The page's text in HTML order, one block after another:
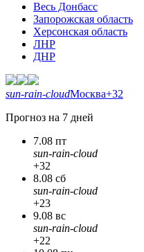
Весь Донбасс
Запорожская область
Херсонская область
ЛНР
ДНР
sun-rain-cloudМосква+32
Прогноз на 7 дней
7.08 пт
sun-rain-cloud
+32
8.08 сб
sun-rain-cloud
+23
9.08 вс
sun-rain-cloud
+22